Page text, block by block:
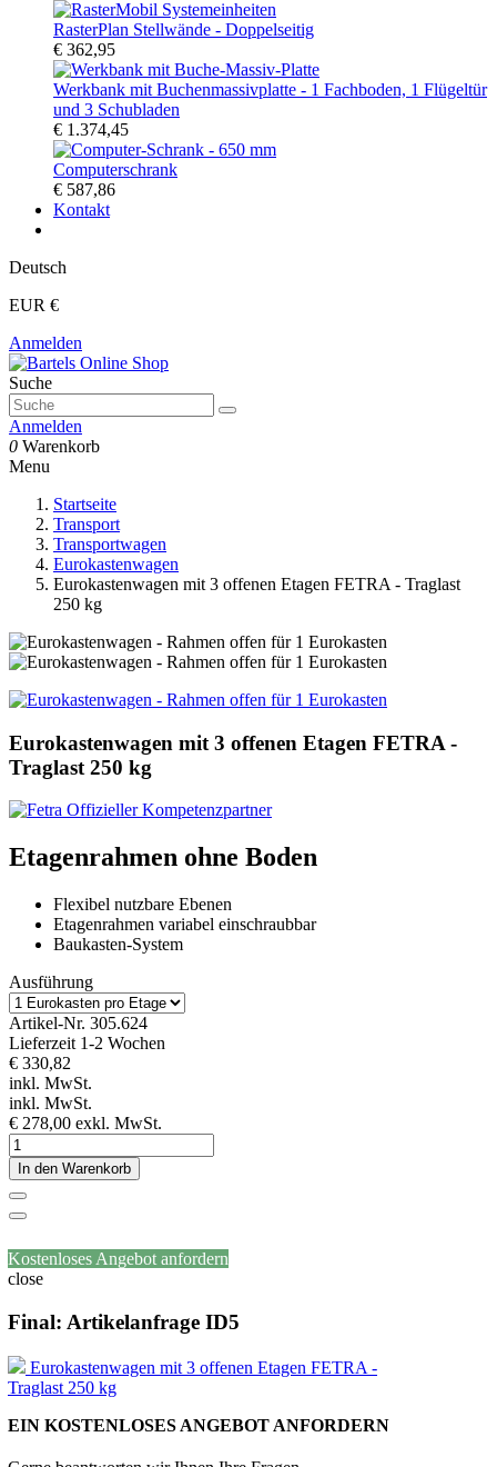
RasterPlan Stellwände - Doppelseitig
€ 362,95
Werkbank mit Buchenmassivplatte - 1 Fachboden, 1 Flügeltür
und 3 Schubladen
€ 1.374,45
Computerschrank
€ 587,86
Kontakt
Deutsch
EUR €
Anmelden
Suche
Anmelden
0 Warenkorb
Menu
Startseite
Transport
Transportwagen
Eurokastenwagen
Eurokastenwagen mit 3 offenen Etagen FETRA - Traglast
250 kg
Eurokastenwagen mit 3 offenen Etagen FETRA -
Traglast 250 kg
Etagenrahmen ohne Boden
Flexibel nutzbare Ebenen
Etagenrahmen variabel einschraubbar
Baukasten-System
Ausführung
Artikel-Nr. 305.624
Lieferzeit 1-2 Wochen
€ 330,82
inkl. MwSt.
inkl. MwSt.
€ 278,00 exkl. MwSt.
In den Warenkorb
Kostenloses Angebot anfordern
close
Final: Artikelanfrage ID5
Eurokastenwagen mit 3 offenen Etagen FETRA -
Traglast 250 kg
EIN KOSTENLOSES ANGEBOT ANFORDERN